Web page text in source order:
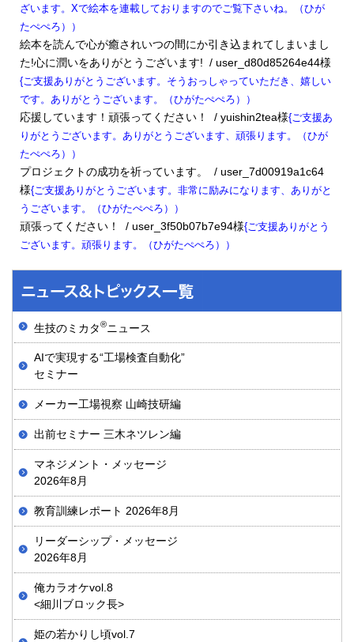
ざいます。Xで絵本を連載しておりますのでご覧下さいね。（ひが
たぺぺろ））
絵本を読んで心が癒されいつの間にか引き込まれてしまいまし
た!心に潤いをありがとうございます! / user_d80d85264e44様
{ご支援ありがとうございます。そうおっしゃっていただき、嬉しい
です。ありがとうございます。（ひがたぺぺろ））
応援しています！頑張ってください！ / yuishin2tea様{ご支援あ
りがとうございます。ありがとうございます、頑張ります。（ひが
たぺぺろ））
プロジェクトの成功を祈っています。 / user_7d00919a1c64
様{ご支援ありがとうございます。非常に励みになります、ありがと
うございます。（ひがたぺぺろ））
頑張ってください！ / user_3f50b07b7e94様{ご支援ありがとう
ございます。頑張ります。（ひがたぺぺろ））
生技のミカタ® ニュース
AIで実現する“工場検査自動化”
セミナー
メーカー工場視察 山崎技研編
出前セミナー 三木ネツレン編
マネジメント・メッセージ
2026年8月
教育訓練レポート 2026年8月
リーダーシップ・メッセージ
2026年8月
俺カラオケvol.8
<細川ブロック長>
姫の若かりし頃vol.7